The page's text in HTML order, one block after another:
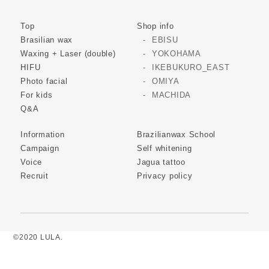
Top
Brasilian wax
Waxing + Laser (double)
HIFU
Photo facial
For kids
Q&A
Shop info
EBISU
YOKOHAMA
IKEBUKURO_EAST
OMIYA
MACHIDA
Information
Campaign
Voice
Recruit
Brazilianwax School
Self whitening
Jagua tattoo
Privacy policy
©2020 LULA.